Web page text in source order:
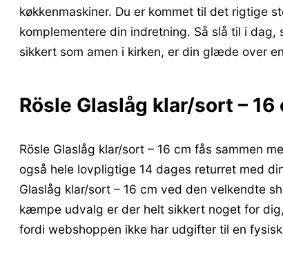
køkkenmaskiner. Du er kommet til det rigtige
komplementere din indretning. Så slå til i
sikkert som amen i kirken, er din glæde over
Rösle Glaslåg klar/sort – 16
Rösle Glaslåg klar/sort – 16 cm fås sammen
også hele lovpligtige 14 dages returret med
Glaslåg klar/sort – 16 cm ved den velkendte
kæmpe udvalg er der helt sikkert noget for
fordi webshoppen ikke har udgifter til en